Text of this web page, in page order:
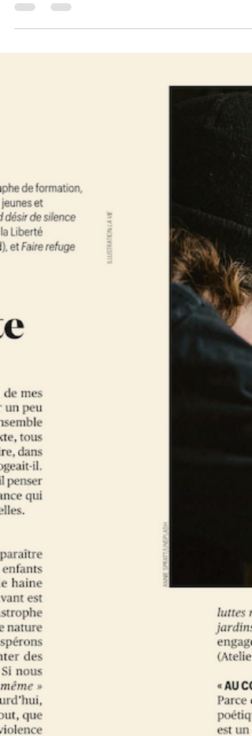
femmes en prière" : deux très
lectures pour "Le temps des
profondeurs"